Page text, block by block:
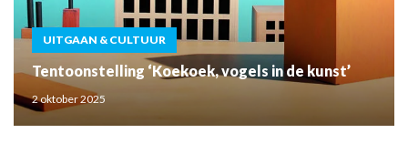
UITGAAN & CULTUUR
Tentoonstelling ‘Koekoek, vogels in de kunst’
2 oktober 2025